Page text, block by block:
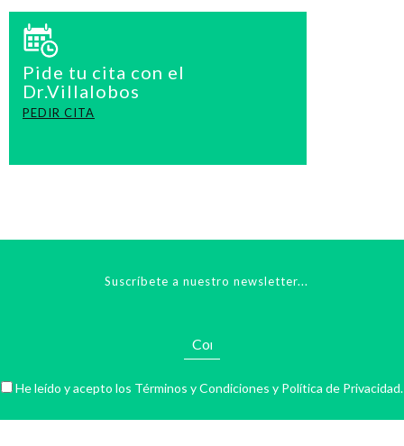
Pide tu cita con el
Dr.Villalobos
PEDIR CITA
Suscríbete a nuestro newsletter...
He leído y acepto los Términos y Condiciones y Política de Privacidad.